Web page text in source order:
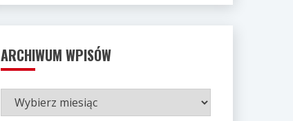
ARCHIWUM WPISÓW
ARCHIWUM
WPISÓW